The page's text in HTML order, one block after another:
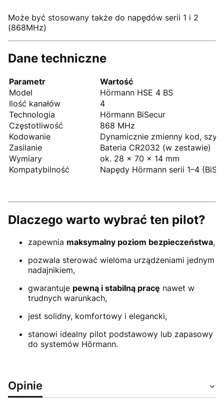
Może być stosowany także do napędów serii 1 i 2
(868MHz)
Dane techniczne
Parametr
Wartość
Model
Hörmann HSE 4 BS
Ilość kanałów
4
Technologia
Hörmann BiSecur
Częstotliwość
868 MHz
Kodowanie
Dynamicznie zmienny kod,
Zasilanie
Bateria CR2032 (w zestawie)
Wymiary
ok. 28 × 70 × 14 mm
Kompatybilność
Napędy Hörmann serii 1–4
Dlaczego warto wybrać ten pilot?
zapewnia maksymalny poziom bezpieczeństwa,
pozwala sterować wieloma urządzeniami jednym
nadajnikiem,
gwarantuje pewną i stabilną pracę nawet w
trudnych warunkach,
jest solidny, komfortowy i elegancki,
stanowi idealny pilot podstawowy lub zapasowy
do systemów Hörmann.
Opinie